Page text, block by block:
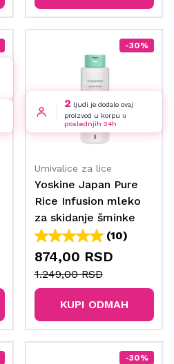
2 ljudi je dodalo ovaj
proizvod u korpu u
poslednjih 24h
-30%
Umivalice za lice
Yoskine Japan Pure
Rice Infusion mleko
za skidanje šminke
400 ml
(10)
874,00 RSD
1.249,00 RSD
KUPI ODMAH
-30%